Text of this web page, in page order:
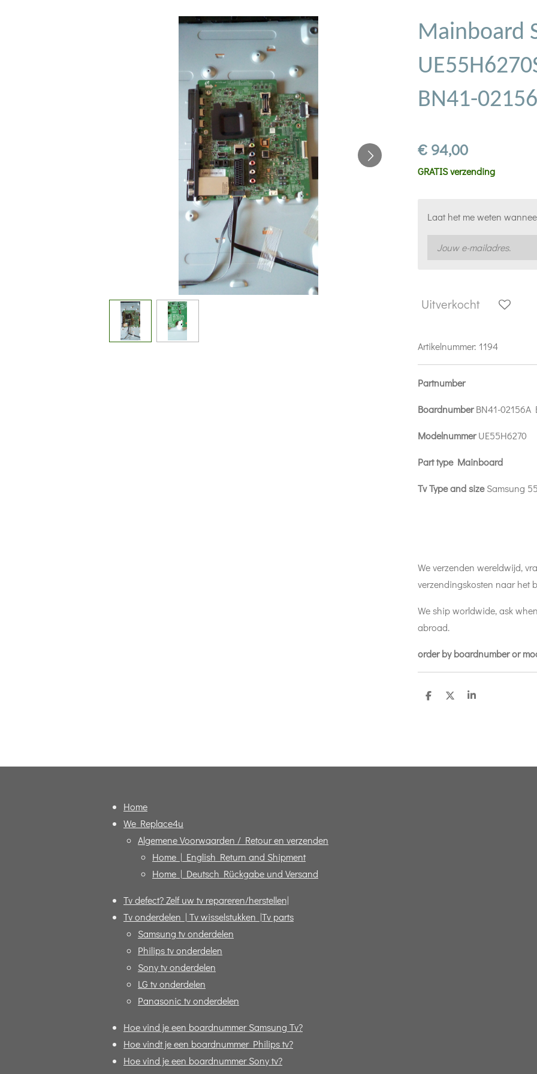
Mainboard
BN41-
€ 94,00
GRATIS verzending
Laat het me weten
Uitverkocht
Artikelnummer: 1194
Partnumber
BoardnumberBN41-02156A
ModelnummerUE55H6270
Part type Mainboard
Tv Type and sizeSamsung
We verzenden wereldwijd,
verzendingskosten naar het
We ship worldwide, ask
abroad.
order by boardnumber or
D
D
S
Home
We Replace4u
Algemene Voorwaarden / Retour en verzenden
Home | English Return and Shipment
Home | Deutsch Rückgabe und Versand
Tv defect? Zelf uw tv repareren/herstellen|
Tv onderdelen | Tv wisselstukken |Tv parts
Samsung tv onderdelen
Philips tv onderdelen
Sony tv onderdelen
LG tv onderdelen
Panasonic tv onderdelen
Hoe vind je een boardnummer Samsung Tv?
Hoe vindt je een boardnummer Philips tv?
Hoe vind je een boardnummer Sony tv?